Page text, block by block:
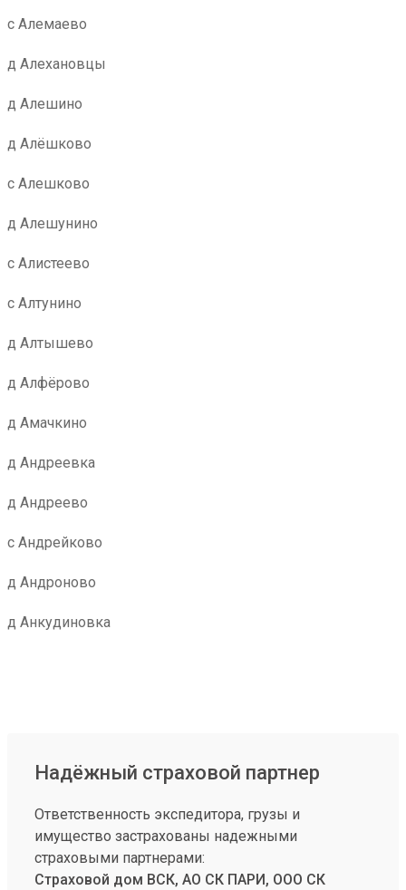
с Алемаево
д Алехановцы
д Алешино
д Алёшково
с Алешково
д Алешунино
с Алистеево
с Алтунино
д Алтышево
д Алфёрово
д Амачкино
д Андреевка
д Андреево
с Андрейково
д Андроново
д Анкудиновка
Надёжный страховой партнер
Ответственность экспедитора, грузы и
имущество застрахованы надежными
страховыми партнерами:
Страховой дом ВСК, АО СК ПАРИ, ООО СК